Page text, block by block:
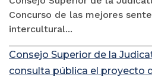
Concurso de las mejores
intercultural...
Consejo Superior de la
consulta pública el proyecto